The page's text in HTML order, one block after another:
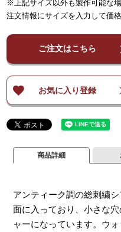
～100
～100
※上記サイズ以外も製作可能な場
注文情報にサイズを入力して価
ご注文はこちら
お気に入り登録
商品詳細
アンティーク調の総刺繍
面に入っており、小さな
ャーになっています。ウ